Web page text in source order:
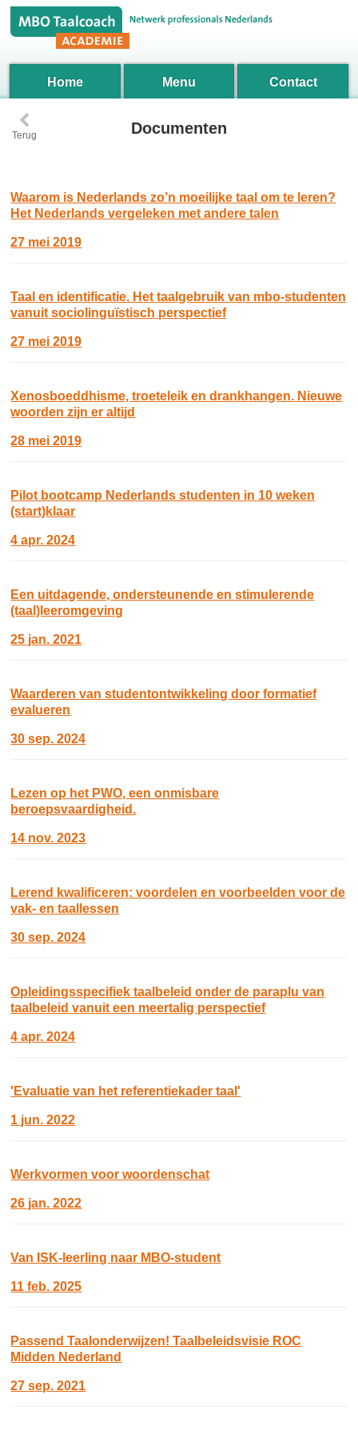
Home Menu Contact
‹
Terug Documenten
Waarom is Nederlands zo’n moeilijke taal om te leren?
Het Nederlands vergeleken met andere talen
27 mei 2019
Taal en identificatie. Het taalgebruik van mbo-studenten
vanuit sociolinguïstisch perspectief
27 mei 2019
Xenosboeddhisme, troeteleik en drankhangen. Nieuwe
woorden zijn er altijd
28 mei 2019
Pilot bootcamp Nederlands studenten in 10 weken
(start)klaar
4 apr. 2024
Een uitdagende, ondersteunende en stimulerende
(taal)leeromgeving
25 jan. 2021
Waarderen van studentontwikkeling door formatief
evalueren
30 sep. 2024
Lezen op het PWO, een onmisbare
beroepsvaardigheid.
14 nov. 2023
Lerend kwalificeren: voordelen en voorbeelden voor de
vak- en taallessen
30 sep. 2024
Opleidingsspecifiek taalbeleid onder de paraplu van
taalbeleid vanuit een meertalig perspectief
4 apr. 2024
'Evaluatie van het referentiekader taal'
1 jun. 2022
Werkvormen voor woordenschat
26 jan. 2022
Van ISK-leerling naar MBO-student
11 feb. 2025
Passend Taalonderwijzen! Taalbeleidsvisie ROC
Midden Nederland
27 sep. 2021